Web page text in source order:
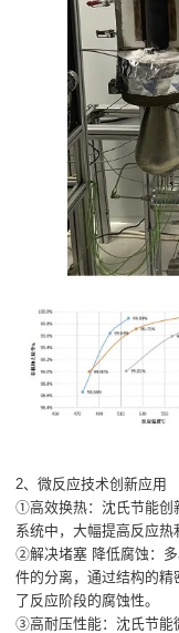
2、微反应技术创新应用
①高效换热：沈氏节能创
系统中，大幅提高反应热
②解决堵塞 降低腐蚀：
件的分离，通过结构的
了反应阶段的腐蚀性。
③高耐压性能：沈氏节能